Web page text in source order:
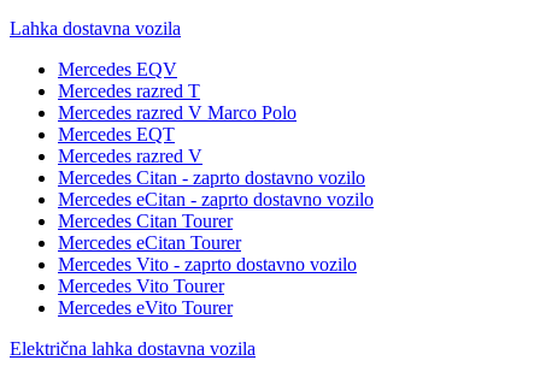
Lahka dostavna vozila
Mercedes EQV
Mercedes razred T
Mercedes razred V Marco Polo
Mercedes EQT
Mercedes razred V
Mercedes Citan - zaprto dostavno vozilo
Mercedes eCitan - zaprto dostavno vozilo
Mercedes Citan Tourer
Mercedes eCitan Tourer
Mercedes Vito - zaprto dostavno vozilo
Mercedes Vito Tourer
Mercedes eVito Tourer
Električna lahka dostavna vozila